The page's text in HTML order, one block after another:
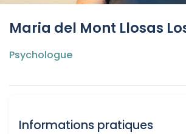
Maria del Mont Llosas
Psychologue
Informations pratiques